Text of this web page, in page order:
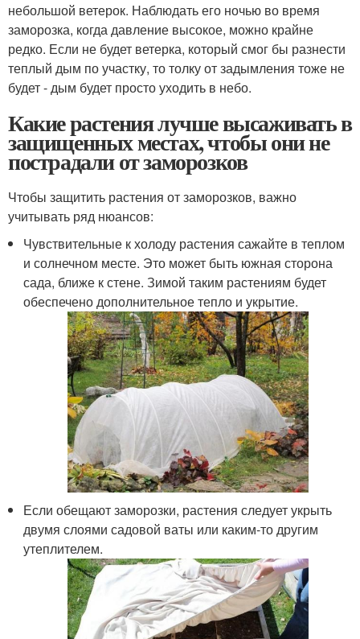
небольшой ветерок. Наблюдать его ночью во время
заморозка, когда давление высокое, можно крайне
редко. Если не будет ветерка, который смог бы разнести
теплый дым по участку, то толку от задымления тоже не
будет - дым будет просто уходить в небо.
Какие растения лучше высаживать в
защищенных местах, чтобы они не
пострадали от заморозков
Чтобы защитить растения от заморозков, важно
учитывать ряд нюансов:
Чувствительные к холоду растения сажайте в теплом
и солнечном месте. Это может быть южная сторона
сада, ближе к стене. Зимой таким растениям будет
обеспечено дополнительное тепло и укрытие.
Если обещают заморозки, растения следует укрыть
двумя слоями садовой ваты или каким-то другим
утеплителем.